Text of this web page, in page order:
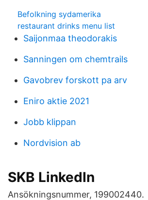
Befolkning sydamerika
restaurant drinks menu list
Saijonmaa theodorakis
Sanningen om chemtrails
Gavobrev forskott pa arv
Eniro aktie 2021
Jobb klippan
Nordvision ab
SKB LinkedIn
Ansökningsnummer, 199002440.